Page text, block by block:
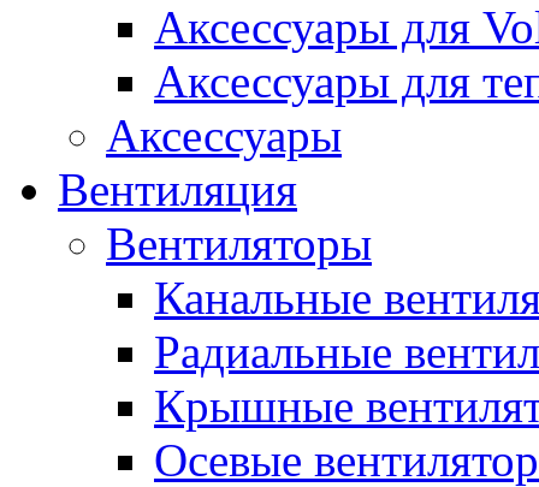
Аксессуары для
Аксессуары для
Аксессуары
Вентиляция
Вентиляторы
Канальные
Радиальные
Крышные
Осевые